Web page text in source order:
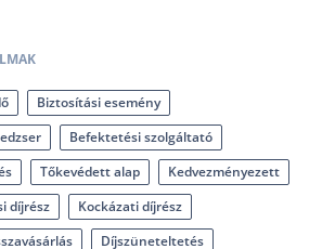
KATA Nyugdíj: így használd ki az
Nyugdíjbiztosítás kalkulátor
Nyugdíjbiztosítás hozamok
Nyugdíjbiztosítás költségek
Biztosítási esemény
Befektetési szolgáltató
Tőkevédett alap
Kedvezményezett
díjrész
Kockázati díjrész
Díjszüneteltetés